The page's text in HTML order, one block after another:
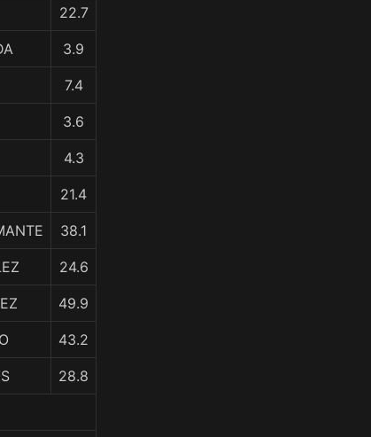
22.7
3.9
7.4
3.6
4.3
21.4
38.1
24.6
49.9
43.2
28.8